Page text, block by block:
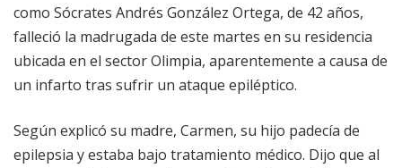
como Sócrates Andrés González Ortega, de 42 años,
falleció la madrugada de este martes en su residencia
ubicada en el sector Olimpia, aparentemente a causa de
un infarto tras sufrir un ataque epiléptico.
Según explicó su madre, Carmen, su hijo padecía de
epilepsia y estaba bajo tratamiento médico. Dijo que al